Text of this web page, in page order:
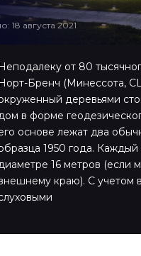
18 августа 2021
Неподалеку от 80
Норт-Бренч (Минессота,
деревьями
в форме
основе лежат два
1950 года. Каждый
16 метров (если
краю). С учетом